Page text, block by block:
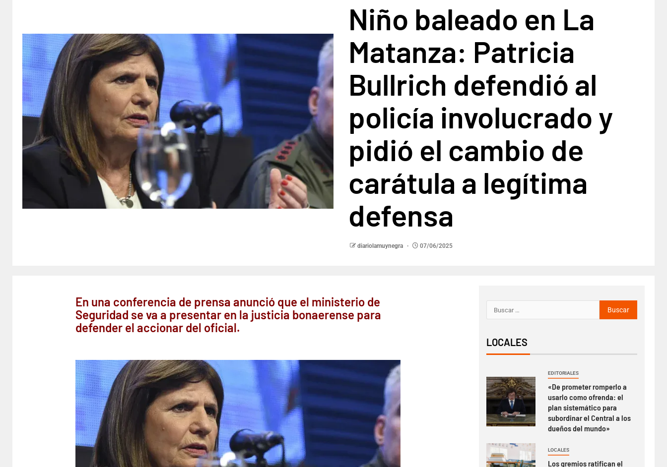
Niño baleado en La
Matanza: Patricia
Bullrich defendió al
policía involucrado y
pidió el cambio de
carátula a legítima
defensa
diariolamuynegra 07/06/2025
En una conferencia de prensa anunció que el ministerio de
Seguridad se va a presentar en la justicia bonaerense para
defender el accionar del oficial.
LOCALES
EDITORIALES
«De prometer romperlo a
usarlo como ofrenda: el
plan sistemático para
subordinar el Central a los
dueños del mundo»
LOCALES
Los gremios ratifican el